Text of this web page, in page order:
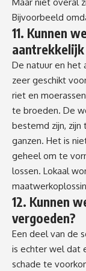
Bijvoorbeeld
11. Kunnen
De natuur en het
zeer geschikt
riet en
te broeden. De
bestemd zijn,
ganzen. Het is
geheel om te
lossen. Lokaal
12. Kunnen
vergoeden?
Een deel van de
is echter wel dat
schade te